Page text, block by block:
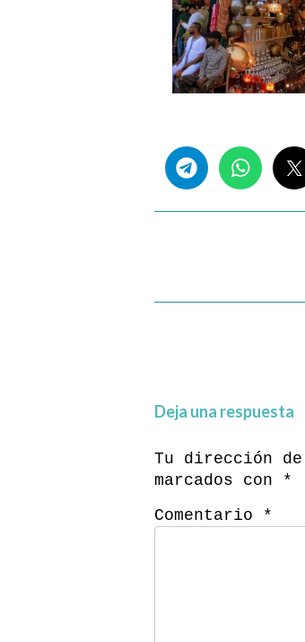
Deja una respuesta
Tu dirección
marcados con *
Comentario *